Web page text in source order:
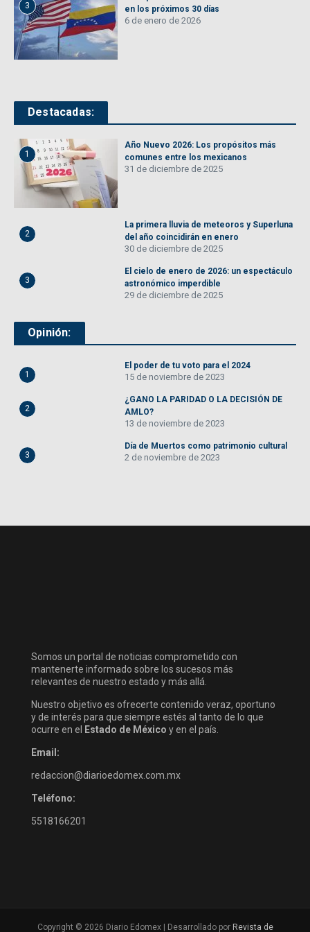
3
en los próximos 30 días
6 de enero de 2026
Destacadas:
1
Año Nuevo 2026: Los propósitos más
comunes entre los mexicanos
31 de diciembre de 2025
2
La primera lluvia de meteoros y Superluna
del año coincidirán en enero
30 de diciembre de 2025
3
El cielo de enero de 2026: un espectáculo
astronómico imperdible
29 de diciembre de 2025
Opinión:
1
El poder de tu voto para el 2024
15 de noviembre de 2023
2
¿GANO LA PARIDAD O LA DECISIÓN DE
AMLO?
13 de noviembre de 2023
3
Día de Muertos como patrimonio cultural
2 de noviembre de 2023
Somos un portal de noticias comprometido con
mantenerte informado sobre los sucesos más
relevantes de nuestro estado y más allá.
Nuestro objetivo es ofrecerte contenido veraz, oportuno
y de interés para que siempre estés al tanto de lo que
ocurre en el
Estado de México y en el país.
Email:
redaccion@diarioedomex.com.mx
Teléfono:
5518166201
Copyright © 2026 Diario Edomex | Desarrollado por Revista de